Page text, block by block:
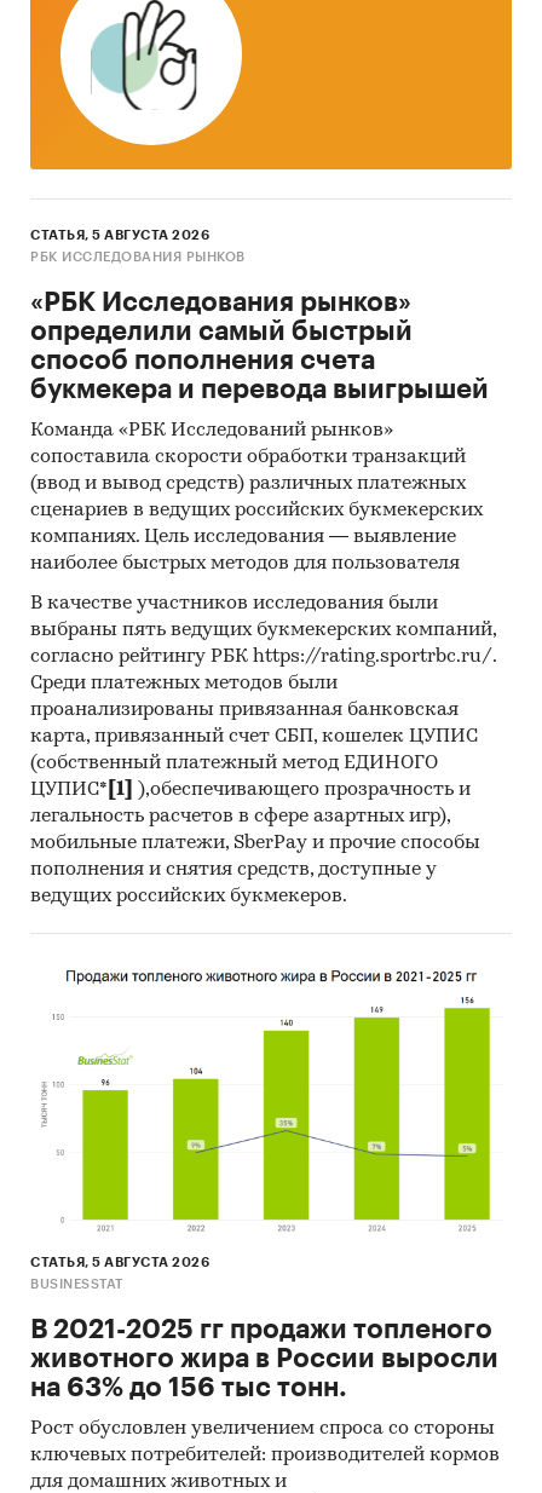
Категории: Промышленность
питания / Молочные продукты
Россия
СТАТЬЯ, 5 АВГУСТА 2026
РБК ИССЛЕДОВАНИЯ РЫНКОВ
«РБК Исследования рынков»
определили самый быстрый
способ пополнения счета
букмекера и перевода выигрышей
Команда «РБК Исследований рынков»
сопоставила скорости обработки транзакций
(ввод и вывод средств) различных платежных
сценариев в ведущих российских букмекерских
компаниях. Цель исследования — выявление
наиболее быстрых методов для пользователя
В качестве участников исследования были
выбраны пять ведущих букмекерских компаний,
согласно рейтингу РБК https://rating.sportrbc.ru/.
Среди платежных методов были
проанализированы привязанная банковская
карта, привязанный счет СБП, кошелек ЦУПИС
(собственный платежный метод ЕДИНОГО
ЦУПИС* [1]
),обеспечивающего прозрачность и
легальность расчетов в сфере азартных игр),
мобильные платежи, SberPay и прочие способы
пополнения и снятия средств, доступные у
ведущих российских букмекеров.
СТАТЬЯ, 5 АВГУСТА 2026
BUSINESSTAT
В 2021-2025 гг продажи топленого
животного жира в России выросли
на 63% до 156 тыс тонн.
Рост обусловлен увеличением спроса со стороны
ключевых потребителей: производителей кормов
для домашних животных и